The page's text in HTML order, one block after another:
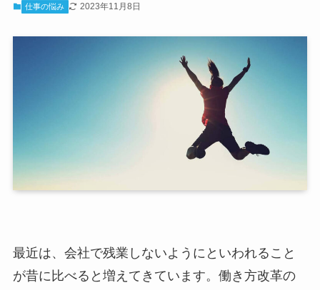
仕事の悩み 2023年11月8日
最近は、会社で残業しないようにといわれること
が昔に比べると増えてきています。働き方改革の